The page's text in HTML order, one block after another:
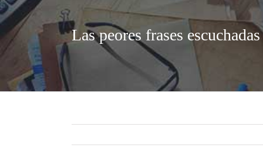
Las peores frases